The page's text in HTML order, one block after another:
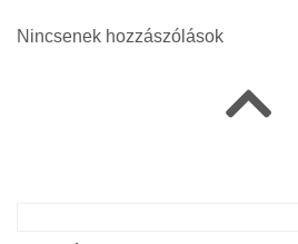
Nincsenek hozzászólások